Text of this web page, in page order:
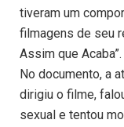
tiveram um
filmagens de seu
Assim que Acaba”.
No documento, a
dirigiu o filme,
sexual e tentou